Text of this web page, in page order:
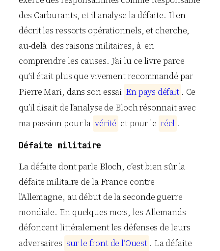
des Carburants, et il analyse la défaite. Il en
décrit les ressorts opérationnels, et cherche,
au-delà des raisons militaires, à en
comprendre les causes. J’ai lu ce livre parce
qu’il était plus que vivement recommandé par
Pierre Mari, dans son essai Enpays défait . Ce
qu’il disait de l’analyse de Bloch résonnait avec
ma passion pour la vérité et pour le réel .
Défaite militaire
La défaite dont parle Bloch, c’est bien sûr la
défaite militaire de la France contre
l’Allemagne, au début de la seconde guerre
mondiale. En quelques mois, les Allemands
défoncent littéralement les défenses de leurs
adversaires surle front de l’Ouest . La défaite